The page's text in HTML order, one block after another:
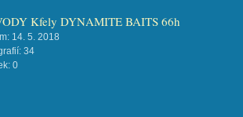
Kfely DYNAMITE BAITS 66h
14. 5. 2018
34
0